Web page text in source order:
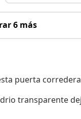
6 más
puerta
transparente